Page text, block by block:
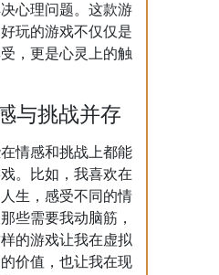
心理问题。这款游
玩的游戏不仅仅是
，更是心灵上的触
与挑战并存
情感和挑战上都能
。比如，我喜欢在
生，感受不同的情
些需要我动脑筋，
的游戏让我在虚拟
价值，也让我在现